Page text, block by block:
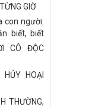
GIỜ
con người:
biết, biết
những
CÔ ĐỘC
HỦY HOẠI
THƯỜNG,